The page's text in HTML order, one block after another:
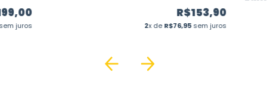
sem juros
R$153,90
2x deR$76,95sem juros